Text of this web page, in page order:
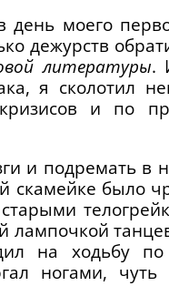
день моего
дежурств
литературы.
я сколотил
и по
и подремать в
скамейке было
лампочкой
на ходьбу
ногами,